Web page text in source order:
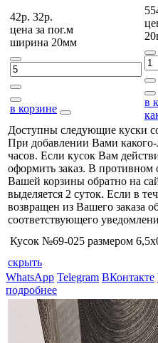
42р. 32р.
цена за пог.м
ширина 20мм
в корзине
в
Доступны следующие куски
При добавлении Вами какого-
часов. Если кусок Вам
оформить заказ. В противном
Вашей корзины обратно на
выделяется 2 суток. Если в
возвращен из Вашего заказа
соответствующего
Кусок №69-025 размером
скрыть
WhatsApp Telegram ВКонтакте
подробнее